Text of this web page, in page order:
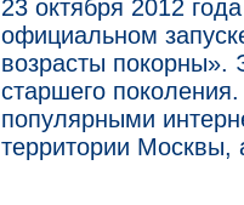
23 октября 2012
официальном
возрасты покорны».
старшего
популярными
территории Москвы,